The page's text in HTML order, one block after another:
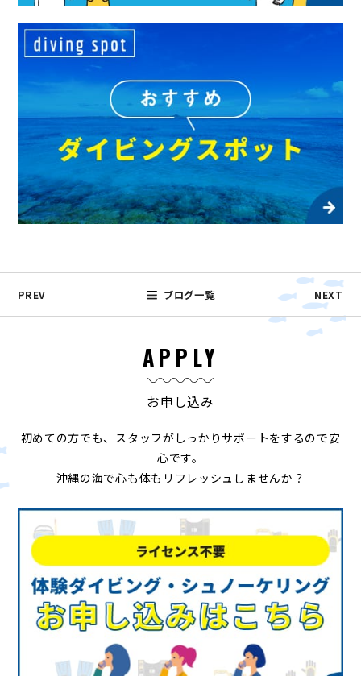
PREV ブログ一覧 NEXT
APPLY
お申し込み
初めての方でも、スタッフがしっかりサポートをするので安
心です。
沖縄の海で心も体もリフレッシュしませんか？